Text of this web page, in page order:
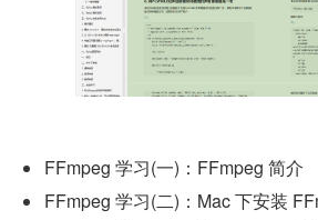
FFmpeg 学习(一)：FFmpeg 简介
FFmpeg 学习(二)：Mac 下安装